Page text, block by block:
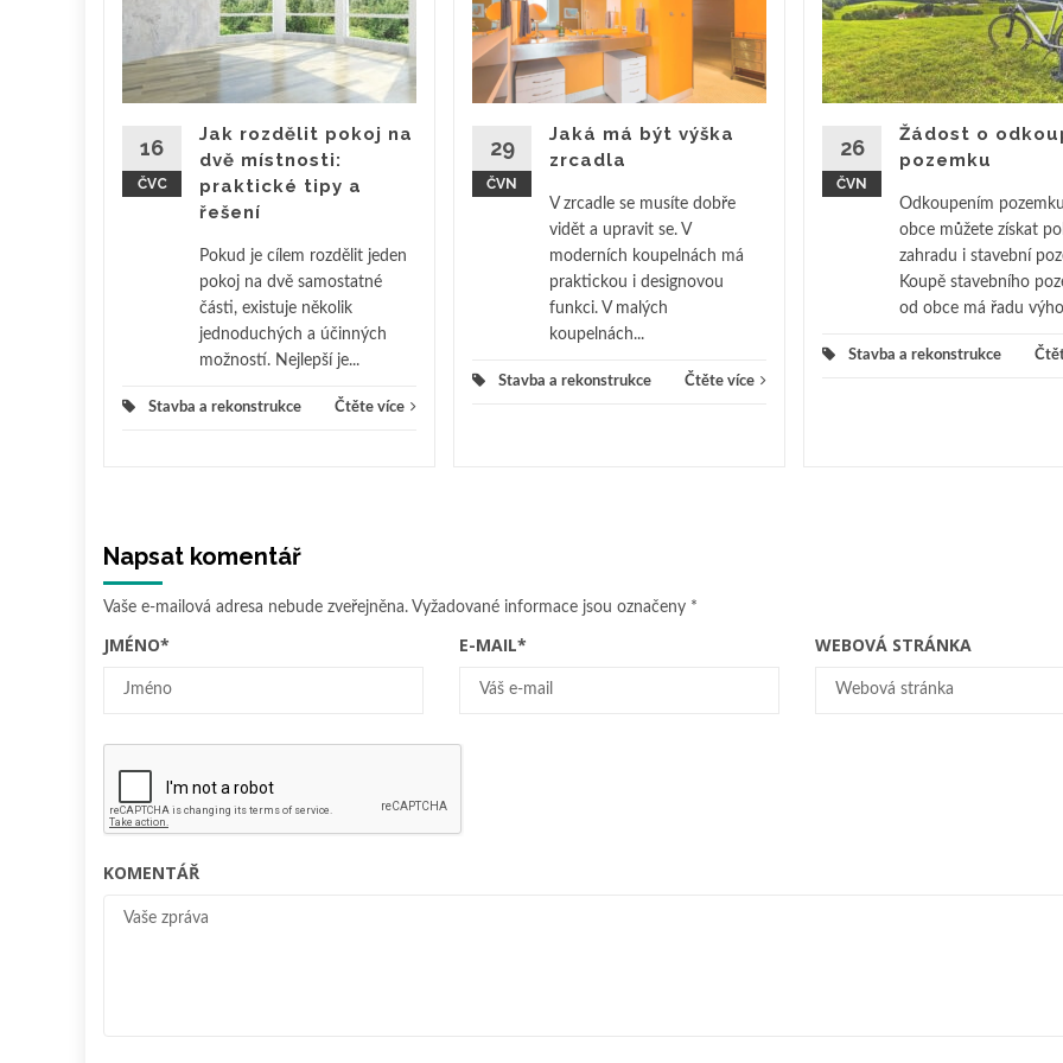
16
ČVC
Jak rozdělit pokoj na
dvě místnosti:
praktické tipy a
řešení
Pokud je cílem rozdělit jeden
pokoj na dvě samostatné
části, existuje několik
jednoduchých a účinných
možností. Nejlepší je...
Stavba a rekonstrukce Čtěte více
29
ČVN
Jaká má být výška
zrcadla
V zrcadle se musíte dobře
vidět a upravit se. V
moderních koupelnách má
praktickou i designovou
funkci. V malých
koupelnách...
Stavba a rekonstrukce Čtěte více
26
ČVN
Žádost o
pozemku
Odkoupením
obce můžete získat
zahradu i stavební
Koupě stavebního
od obce má řadu
Stavba a rekonstrukce
Napsat komentář
Vaše e-mailová adresa nebude zveřejněna. Vyžadované informace jsou označeny *
JMÉNO* E-MAIL* WEBOVÁ STRÁNKA
KOMENTÁŘ